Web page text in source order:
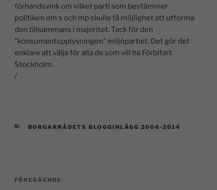
förhandsvink om vilket parti som bestämmer
politiken om s och mp skulle få möjlighet att utforma
den tillsammans i majoritet. Tack för den
”konsumentupplysningen” miljöpartiet. Det gör det
enklare att välja för alla de som vill ha Förbifart
Stockholm.
/
BORGARRÅDETS BLOGGINLÄGG 2006-2014
FÖREGÅENDE